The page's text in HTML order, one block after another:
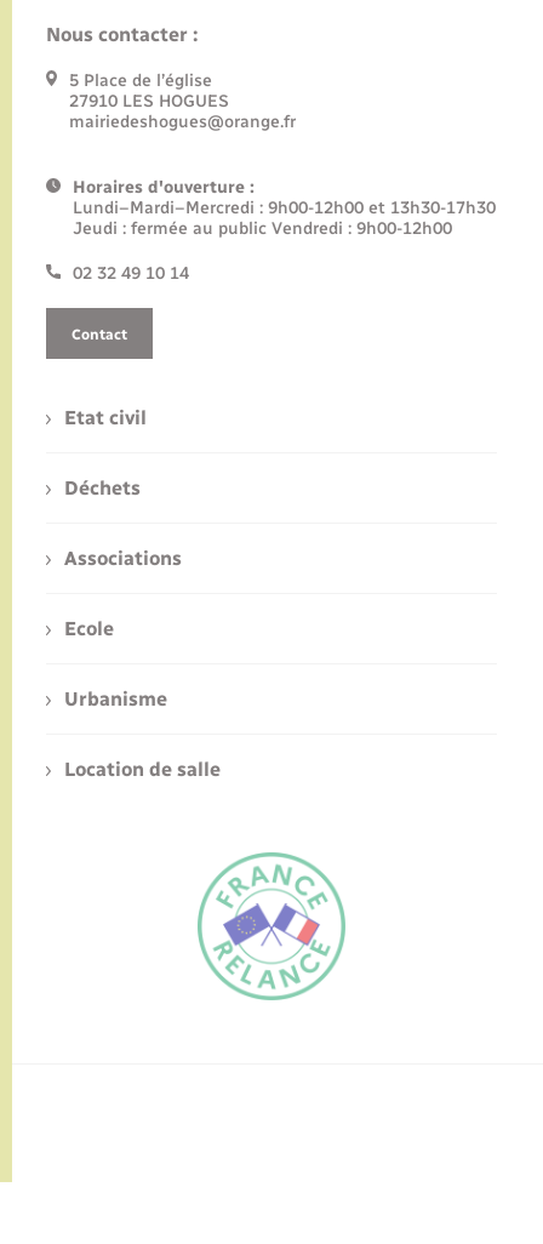
FR
Nous contacter :
5 Place de l’église
27910 LES HOGUES
mairiedeshogues@orange.fr
Horaires d'ouverture :
Lundi–Mardi–Mercredi : 9h00-12h00 et 13h30-17h30
Jeudi : fermée au public Vendredi : 9h00-12h00
02 32 49 10 14
Contact
Etat civil
Déchets
Associations
Ecole
Urbanisme
Location de salle